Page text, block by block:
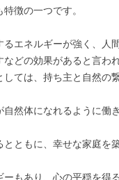
徴の一つです。
エネルギーが強く、人
どの効果があると言わ
ては、持ち主と自然の
然体になれるように働
とともに、幸せな家庭を
もあり、心の平穏を得